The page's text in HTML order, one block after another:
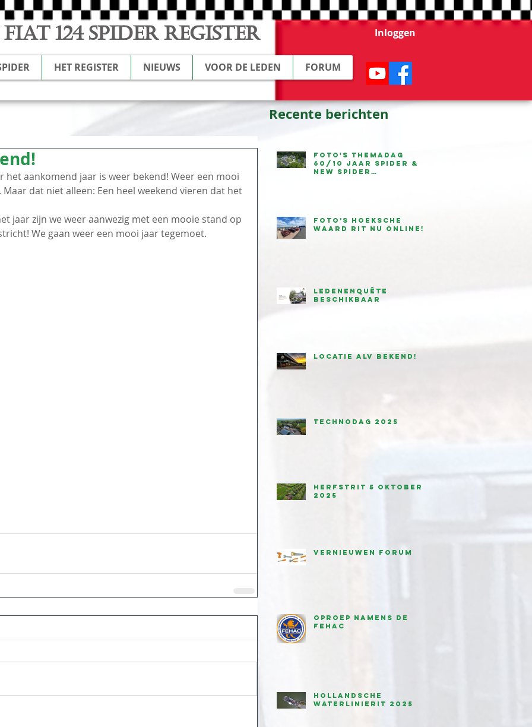
FIAT 124 SPIDER REGISTER
HET REGISTER NIEUWS VOOR DE LEDEN FORUM
Inloggen
Recente berichten
Foto's Themadag
60/10 jaar Spider &
New Spider
Foto’s Hoeksche
Waard Rit nu online!
Ledenenquête
beschikbaar
Locatie ALV bekend!
Technodag 2025
Herfstrit 5 oktober
2025
Vernieuwen forum
Oproep namens de
FEHAC
Hollandsche
waterlinierit 2025
het aankomend jaar is weer bekend! Weer een mooi
dat niet alleen: Een heel weekend vieren dat het
jaar zijn we weer aanwezig met een mooie stand op
We gaan weer een mooi jaar tegemoet.